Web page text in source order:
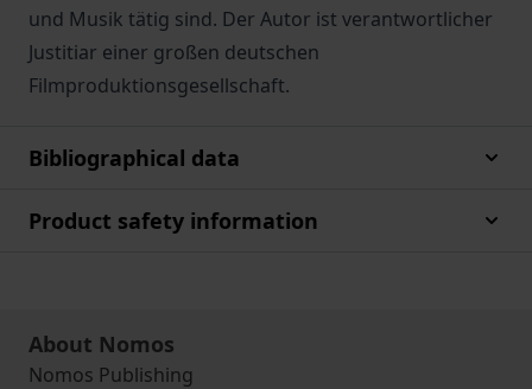
und Musik tätig sind. Der Autor ist verantwortlicher
Justitiar einer großen deutschen
Filmproduktionsgesellschaft.
Bibliographical data
Product safety information
About Nomos
Nomos Publishing